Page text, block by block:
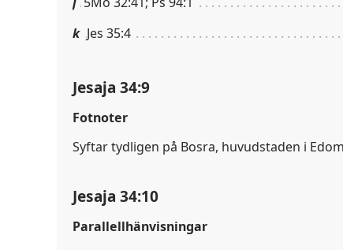
k Jes 35:4
Jesaja 34:9
Fotnoter
Syftar tydligen på Bosra, huvudstaden i
Jesaja 34:10
Parallellhänvisningar